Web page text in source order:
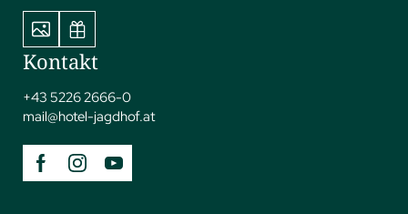
Kontakt
+43 5226 2666-0
mail@hotel-jagdhof.at